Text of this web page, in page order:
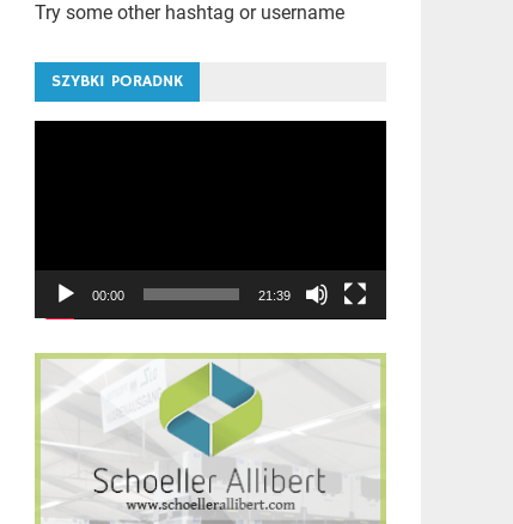
Try some other hashtag or username
SZYBKI PORADNK
00:00 21:39